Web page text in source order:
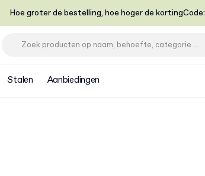
Hoe groter de bestelling, hoe hoger de kortingCode:
Stalen Aanbiedingen